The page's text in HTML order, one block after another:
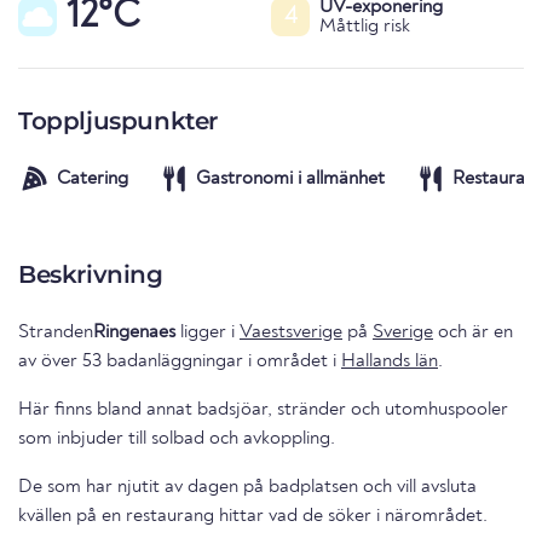
12°C 4
UV-exponering
Måttlig risk
Toppljuspunkter
Catering Gastronomi i allmänhet
Beskrivning
StrandenRingenaesligger i Vaestsverige på Sverige och är en
av över 53 badanläggningar i området i Hallands län.
Här finns bland annat badsjöar, stränder och utomhuspooler
som inbjuder till solbad och avkoppling.
De som har njutit av dagen på badplatsen och vill avsluta
kvällen på en restaurang hittar vad de söker i närområdet.